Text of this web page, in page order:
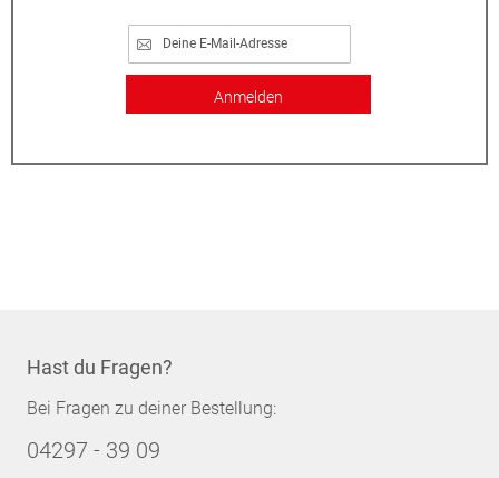
Anmelden
Hast du Fragen?
Bei Fragen zu deiner Bestellung:
04297 - 39 09